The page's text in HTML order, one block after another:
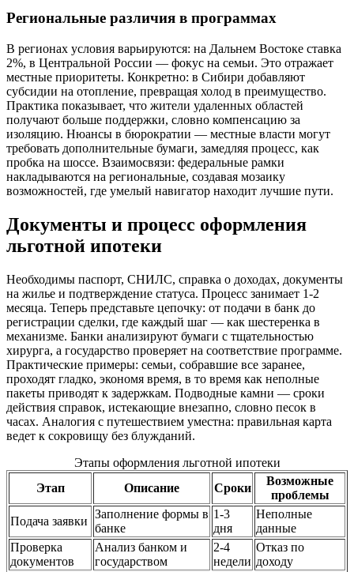
Региональные различия в программах
В регионах условия варьируются: на Дальнем Востоке ставка
2%, в Центральной России — фокус на семьи. Это отражает
местные приоритеты. Конкретно: в Сибири добавляют
субсидии на отопление, превращая холод в преимущество.
Практика показывает, что жители удаленных областей
получают больше поддержки, словно компенсацию за
изоляцию. Нюансы в бюрократии — местные власти могут
требовать дополнительные бумаги, замедляя процесс, как
пробка на шоссе. Взаимосвязи: федеральные рамки
накладываются на региональные, создавая мозаику
возможностей, где умелый навигатор находит лучшие пути.
Документы и процесс оформления
льготной ипотеки
Необходимы паспорт, СНИЛС, справка о доходах, документы
на жилье и подтверждение статуса. Процесс занимает 1-2
месяца. Теперь представьте цепочку: от подачи в банк до
регистрации сделки, где каждый шаг — как шестеренка в
механизме. Банки анализируют бумаги с тщательностью
хирурга, а государство проверяет на соответствие программе.
Практические примеры: семьи, собравшие все заранее,
проходят гладко, экономя время, в то время как неполные
пакеты приводят к задержкам. Подводные камни — сроки
действия справок, истекающие внезапно, словно песок в
часах. Аналогия с путешествием уместна: правильная карта
ведет к сокровищу без блужданий.
Этапы оформления льготной ипотеки
Этап
Описание Сроки
Возможные
проблемы
Подача заявки
Заполнение формы в
банке
1-3
дня
Неполные
данные
Проверка
документов
Анализ банком и
государством
2-4
недели
Отказ по
доходу